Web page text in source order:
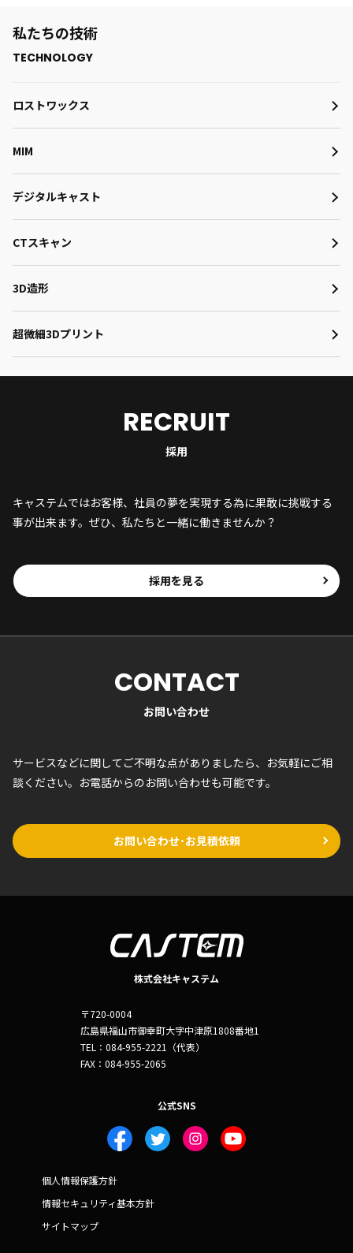
私たちの技術
ロストワックス
MIM
デジタルキャスト
CTスキャン
3D造形
超微細3Dプリント
RECRUIT
採用
キャステムではお客様、社員の夢を実現する為に果敢に挑戦する
事が出来ます。ぜひ、私たちと一緒に働きませんか？
採用を見る
CONTACT
お問い合わせ
サービスなどに関してご不明な点がありましたら、お気軽にご相
談ください。お電話からのお問い合わせも可能です。
お問い合わせ･お見積依頼
株式会社キャステム
〒720-0004
広島県福山市御幸町大字中津原1808番地1
TEL：084-955-2221（代表）
FAX：084-955-2065
公式SNS
個人情報保護方針
情報セキュリティ基本方針
サイトマップ